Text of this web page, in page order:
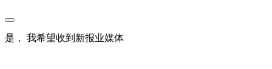
是， 我希望收到新报业媒体